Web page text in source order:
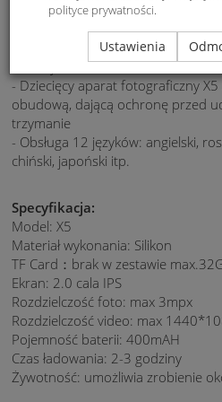
- Ma różne funkcje: tryb foto, tryb
fotograficznego, filtr czarno-biały,
- Dziecięcy aparat fotograficzny
obudową, dającą ochronę przed
trzymanie
- Obsługa 12 języków: angielski,
chiński, japoński itp.
Specyfikacja:
Model: X5
Materiał wykonania: Silikon
TF Card：brak w zestawie
Ekran: 2.0 cala IPS
Rozdzielczość foto: max 3mpx
Rozdzielczość video: max
Pojemność baterii: 400mAH
Czas ładowania: 2-3 godziny
Żywotność: umożliwia zrobienie
polityce prywatności.
Ustawienia